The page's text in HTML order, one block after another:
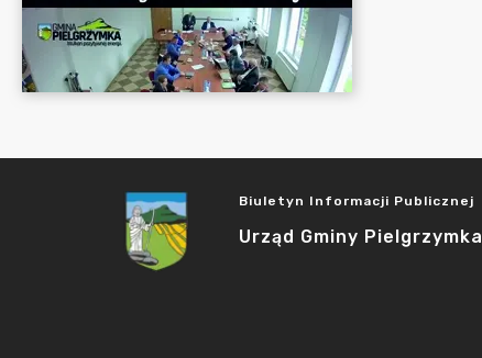
Biuletyn Informacji Publicznej
Urząd Gminy Pielgrzymka